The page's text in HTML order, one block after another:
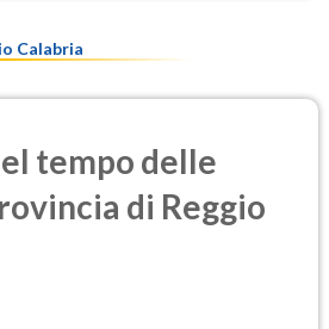
Calabria
tempo delle
di Reggio